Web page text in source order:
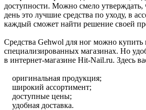
доступности. Можно смело утверждать,
день это лучшие средства по уходу, в
каждый сможет найти решение своей
Средства Gehwol для ног можно купить
специализированных магазинах. Но
в интернет-магазине Hit-Nail.ru. Здесь
оригинальная продукция;
широкий ассортимент;
доступные цены;
удобная доставка.